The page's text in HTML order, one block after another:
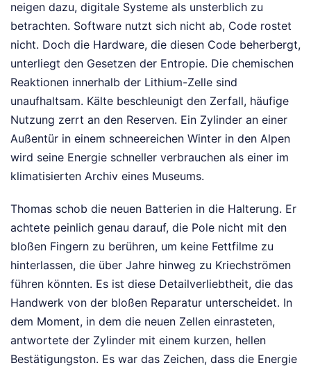
neigen dazu, digitale Systeme als unsterblich zu
betrachten. Software nutzt sich nicht ab, Code rostet
nicht. Doch die Hardware, die diesen Code beherbergt,
unterliegt den Gesetzen der Entropie. Die chemischen
Reaktionen innerhalb der Lithium-Zelle sind
unaufhaltsam. Kälte beschleunigt den Zerfall, häufige
Nutzung zerrt an den Reserven. Ein Zylinder an einer
Außentür in einem schneereichen Winter in den Alpen
wird seine Energie schneller verbrauchen als einer im
klimatisierten Archiv eines Museums.
Thomas schob die neuen Batterien in die Halterung. Er
achtete peinlich genau darauf, die Pole nicht mit den
bloßen Fingern zu berühren, um keine Fettfilme zu
hinterlassen, die über Jahre hinweg zu Kriechströmen
führen könnten. Es ist diese Detailverliebtheit, die das
Handwerk von der bloßen Reparatur unterscheidet. In
dem Moment, in dem die neuen Zellen einrasteten,
antwortete der Zylinder mit einem kurzen, hellen
Bestätigungston. Es war das Zeichen, dass die Energie